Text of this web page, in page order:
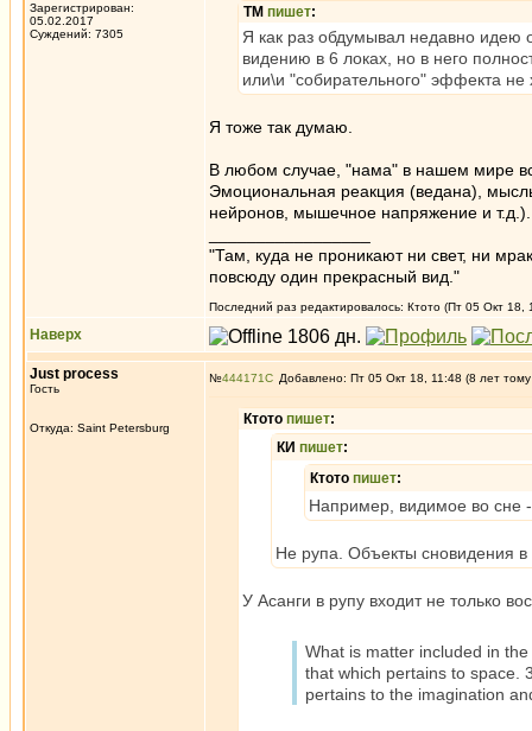
Зарегистрирован:
05.02.2017
Суждений: 7305
ТМ пишет:
Я как раз обдумывал недавно идею
видению в 6 локах, но в него
или\и "собирательного" эффекта не
Я тоже так думаю.
В любом случае, "нама" в нашем мире
Эмоциональная реакция (ведана),
нейронов, мышечное напряжение и т.д.).
"Там, куда не проникают ни свет, ни
повсюду один прекрасный вид."
Последний раз редактировалось: Ктото (Пт 05 Окт 18,
Наверх
Just process
Гость
Откуда: Saint Petersburg
№444171 Добавлено: Пт 05 Окт 18, 11:48 (8 лет
Ктото пишет:
КИ пишет:
Ктото пишет:
Например, видимое во сне
Не рупа. Объекты сновидения
У Асанги в рупу входит не только
What is matter included in
that which pertains to space.
pertains to the imagination